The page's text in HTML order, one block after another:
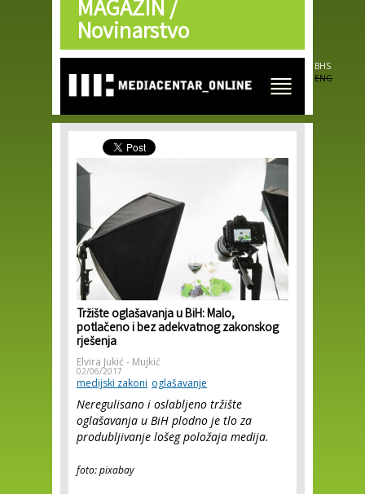
Skip to
main
content
MAGAZIN /
Novinarstvo
BHS
ENG
Tržište oglašavanja u BiH: Malo,
potlačeno i bez adekvatnog zakonskog
rješenja
Elvira Jukić - Mujkić
02/06/2017
medijski zakoni oglašavanje
Neregulisano i oslabljeno tržište
oglašavanja u BiH plodno je tlo za
produbljivanje lošeg položaja medija.
foto: pixabay